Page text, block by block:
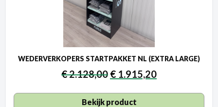
WEDERVERKOPERS STARTPAKKET NL (EXTRA LARGE)
€2.128,00 € 1.915,20
Bekijk product